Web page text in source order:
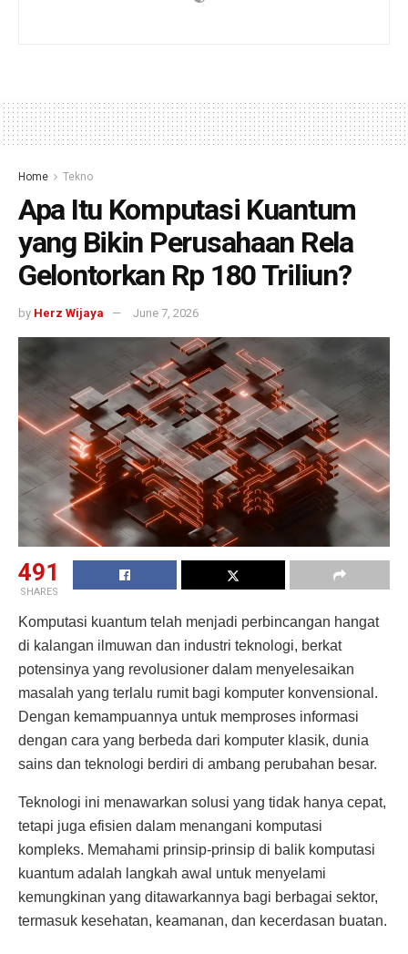
Home Tekno
Apa Itu Komputasi Kuantum
yang Bikin Perusahaan Rela
Gelontorkan Rp 180 Triliun?
by Herz Wijaya June 7, 2026
491
SHARES
Komputasi kuantum telah menjadi perbincangan hangat
di kalangan ilmuwan dan industri teknologi, berkat
potensinya yang revolusioner dalam menyelesaikan
masalah yang terlalu rumit bagi komputer konvensional.
Dengan kemampuannya untuk memproses informasi
dengan cara yang berbeda dari komputer klasik, dunia
sains dan teknologi berdiri di ambang perubahan besar.
Teknologi ini menawarkan solusi yang tidak hanya cepat,
tetapi juga efisien dalam menangani komputasi
kompleks. Memahami prinsip-prinsip di balik komputasi
kuantum adalah langkah awal untuk menyelami
kemungkinan yang ditawarkannya bagi berbagai sektor,
termasuk kesehatan, keamanan, dan kecerdasan buatan.